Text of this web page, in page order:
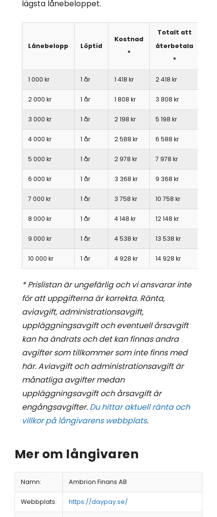
lägsta lånebeloppet.
Lånebelopp Löptid
Kostnad
*
Totalt att
återbetala
*
1 000 kr 1 år 1 418 kr 2 418 kr
2 000 kr 1 år 1 808 kr 3 808 kr
3 000 kr 1 år 2 198 kr 5 198 kr
4 000 kr 1 år 2 588 kr 6 588 kr
5 000 kr 1 år 2 978 kr 7 978 kr
6 000 kr 1 år 3 368 kr 9 368 kr
7 000 kr 1 år 3 758 kr 10 758 kr
8 000 kr 1 år 4 148 kr 12 148 kr
9 000 kr 1 år 4 538 kr 13 538 kr
10 000 kr 1 år 4 928 kr 14 928 kr
* Prislistan är ungefärlig och vi ansvarar inte
för att uppgifterna är korrekta. Ränta,
aviavgift, administrationsavgift,
uppläggningsavgift och eventuell årsavgift
kan ha ändrats och det kan finnas andra
avgifter som tillkommer som inte finns med
här. Aviavgift och administrationsavgift är
månatliga avgifter medan
uppläggningsavgift och årsavgift är
engångsavgifter. Du hittar aktuell ränta och
villkor på långivarens webbplats.
Mer om långivaren
Namn: Ambrion Finans AB
Webbplats: https://daypay.se/